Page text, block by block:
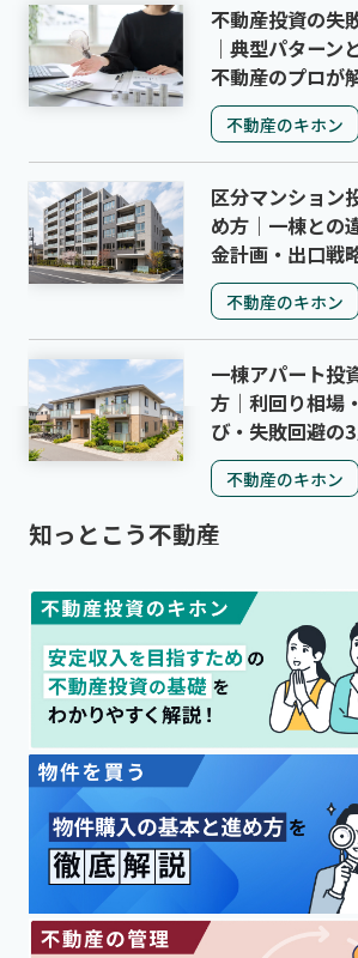
不動産投資の失
｜典型パターン
不動産のプロが
不動産のキホン
区分マンション
め方｜一棟との
金計画・出口戦
不動産のキホン
一棟アパート投
方｜利回り相場
び・失敗回避の
不動産のキホン
知っとこう不動産